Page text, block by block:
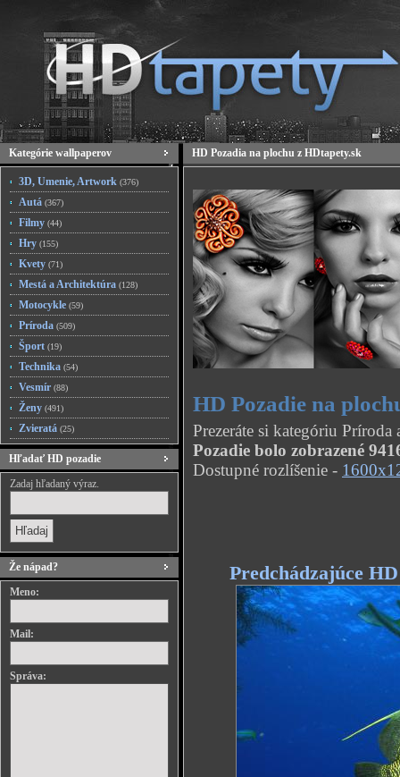
Kategórie wallpaperov
3D, Umenie, Artwork (376)
Autá (367)
Filmy (44)
Hry (155)
Kvety (71)
Mestá a Architektúra (128)
Motocykle (59)
Príroda (509)
Šport (19)
Technika (54)
Vesmír (88)
Ženy (491)
Zvieratá (25)
Hľadať HD pozadie
Zadaj hľadaný výraz.
Že nápad?
Meno:
Mail:
Správa:
HD Pozadia na plochu z HDtapety.sk
HD Pozadie na
Prezeráte si kategóriu
Pozadie bolo zobrazené
Dostupné rozlíšenie -
Predchádzajúce